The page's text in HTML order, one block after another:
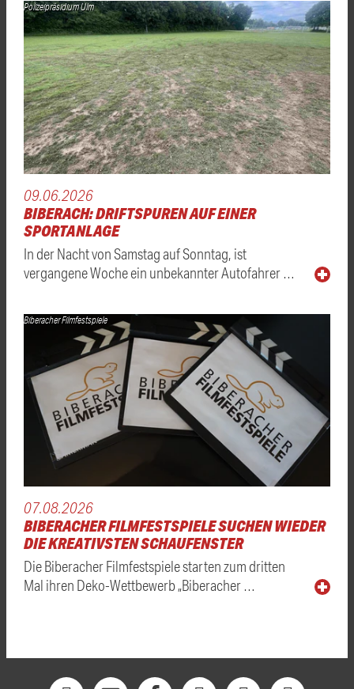
Polizeipräsidium Ulm
09.06.2026
BIBERACH: DRIFTSPUREN AUF EINER
SPORTANLAGE
In der Nacht von Samstag auf Sonntag, ist
vergangene Woche ein unbekannter Autofahrer …
Biberacher Filmfestspiele
07.08.2026
BIBERACHER FILMFESTSPIELE SUCHEN WIEDER
DIE KREATIVSTEN SCHAUFENSTER
Die Biberacher Filmfestspiele starten zum dritten
Mal ihren Deko-Wettbewerb „Biberacher …